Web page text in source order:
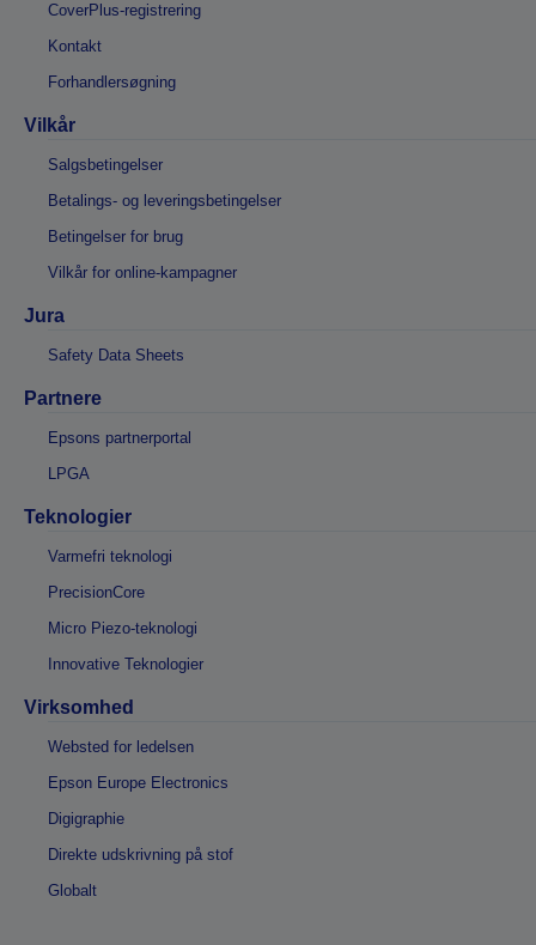
CoverPlus-registrering
Kontakt
Forhandlersøgning
Vilkår
Salgsbetingelser
Betalings- og leveringsbetingelser
Betingelser for brug
Vilkår for online-kampagner
Jura
Safety Data Sheets
Partnere
Epsons partnerportal
LPGA
Teknologier
Varmefri teknologi
PrecisionCore
Micro Piezo-teknologi
Innovative Teknologier
Virksomhed
Websted for ledelsen
Epson Europe Electronics
Digigraphie
Direkte udskrivning på stof
Globalt